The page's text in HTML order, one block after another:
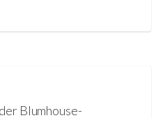
Blumhouse-